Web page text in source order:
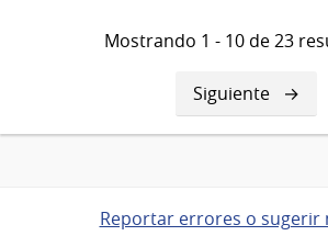
Mostrando 1 - 10 de 23
Siguiente
página
Siguiente
Reportar errores o sugerir